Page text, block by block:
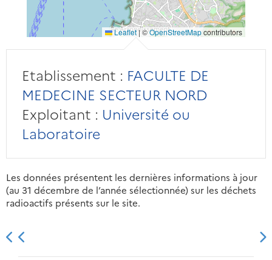
Leaflet|©OpenStreetMapcontributors
Etablissement : FACULTE DE
MEDECINE SECTEUR NORD
Exploitant : Université ou
Laboratoire
Les données présentent les dernières informations à jour
(au 31 décembre de l’année sélectionnée) sur les déchets
radioactifs présents sur le site.